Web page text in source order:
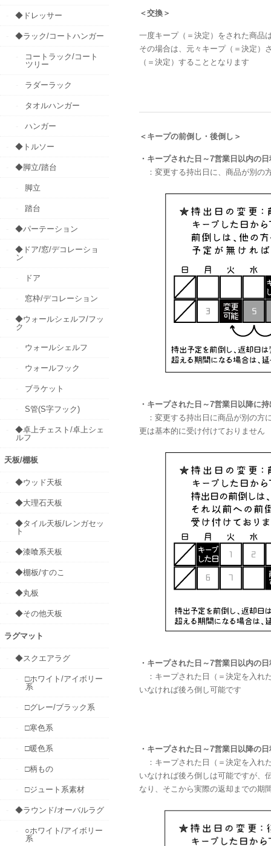
＜交換＞
一度キープ（＝決定）をされた商品
その場合は、元々キープ（＝決定）
（＝決定）することとなります
＜キープの前倒し・後倒し＞
・ キープされた日～7営業日以内の日
：変更する持出日に、商品が別の
・ キープされた日～7営業日以降に
：変更する持出日に商品が別の方
更は基本的に受け付けておりません
・キープされた日～7営業日以内の
：キープされた日（＝決定を入れ
いなければ後ろ倒し可能です
・キープされた日～7営業日以降の
：キープされた日（＝決定を入れ
いなければ後ろ倒しは可能ですが、
なり、そこから実際の返却までの期
◆ドレッサー
◆ラック/コートハンガー
コートラック/コート
ツリー
ラダーラック
タオルハンガー
ハンガー
◆トルソー
◆脚立/踏台
脚立
踏台
◆パーテーション
◆ドア/窓/デコレーショ
ン
ドア
窓枠/デコレーション
◆ウォールシェルフ/フッ
ク
ウォールシェルフ
ウォールフック
ブラケット
S管(S字フック)
◆卓上チェスト/卓上シェ
ルフ
天板/棚板
◆ウッド天板
◆大理石天板
◆タイル天板/レンガセッ
ト
◆漆喰系天板
◆棚板/すのこ
◆丸板
◆その他天板
ラグマット
◆スクエアラグ
□ホワイト/アイボリー
系
□グレー/ブラック系
□寒色系
□暖色系
□柄もの
□ジュート系素材
◆ラウンド/オーバルラグ
○ホワイト/アイボリー
系